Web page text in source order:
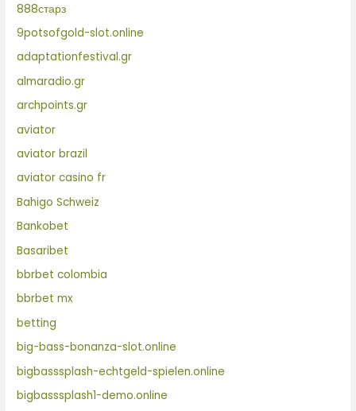
888старз
9potsofgold-slot.online
adaptationfestival.gr
almaradio.gr
archpoints.gr
aviator
aviator brazil
aviator casino fr
Bahigo Schweiz
Bankobet
Basaribet
bbrbet colombia
bbrbet mx
betting
big-bass-bonanza-slot.online
bigbasssplash-echtgeld-spielen.online
bigbasssplash1-demo.online